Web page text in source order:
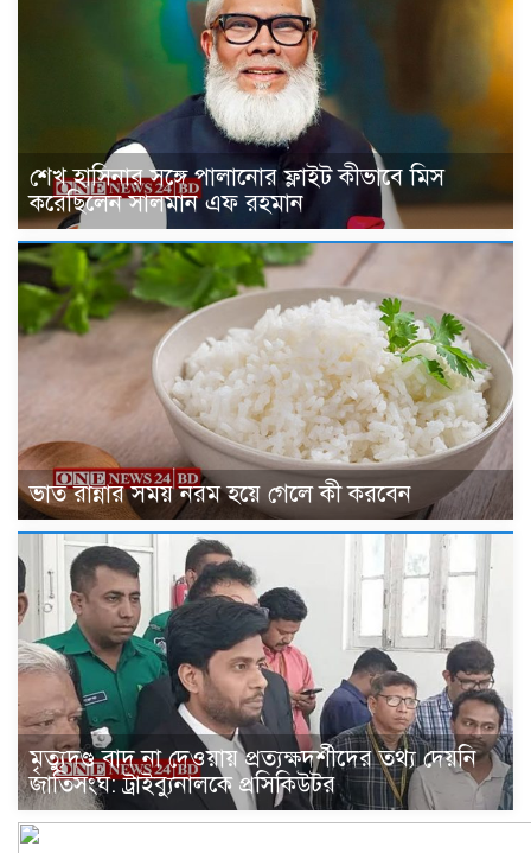
শেখ হাসিনার সঙ্গে পালানোর ফ্লাইট কীভাবে মিস
করেছিলেন সালমান এফ রহমান
ভাত রান্নার সময় নরম হয়ে গেলে কী করবেন
মৃত্যুদণ্ড বাদ না দেওয়ায় প্রত্যক্ষদর্শীদের তথ্য দেয়নি
জাতিসংঘ: ট্রাইব্যুনালকে প্রসিকিউটর